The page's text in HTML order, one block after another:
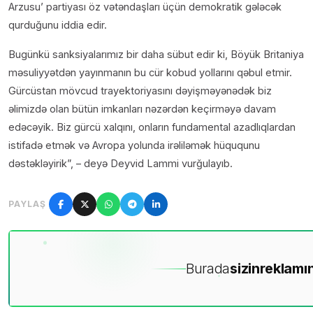
Arzusu’ partiyası öz vətəndaşları üçün demokratik gələcək
qurduğunu iddia edir.
Bugünkü sanksiyalarımız bir daha sübut edir ki, Böyük Britaniya
məsuliyyətdən yayınmanın bu cür kobud yollarını qəbul etmir.
Gürcüstan mövcud trayektoriyasını dəyişməyənədək biz
əlimizdə olan bütün imkanları nəzərdən keçirməyə davam
edəcəyik. Biz gürcü xalqını, onların fundamental azadlıqlardan
istifadə etmək və Avropa yolunda irəliləmək hüququnu
dəstəkləyirik”, – deyə Deyvid Lammi vurğulayıb.
PAYLAŞ
Buradasizin